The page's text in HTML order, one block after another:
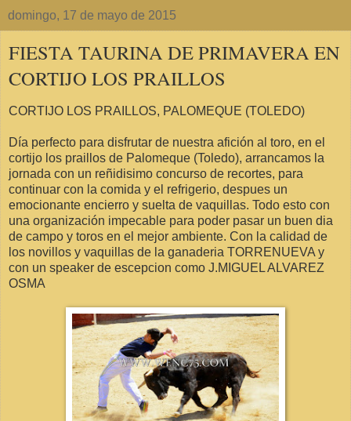
domingo, 17 de mayo de 2015
FIESTA TAURINA DE PRIMAVERA EN
CORTIJO LOS PRAILLOS
CORTIJO LOS PRAILLOS, PALOMEQUE (TOLEDO)
Día perfecto para disfrutar de nuestra afición al toro, en el
cortijo los praillos de Palomeque (Toledo), arrancamos la
jornada con un reñidisimo concurso de recortes, para
continuar con la comida y el refrigerio, despues un
emocionante encierro y suelta de vaquillas. Todo esto con
una organización impecable para poder pasar un buen dia
de campo y toros en el mejor ambiente. Con la calidad de
los novillos y vaquillas de la ganaderia TORRENUEVA y
con un speaker de escepcion como J.MIGUEL ALVAREZ
OSMA